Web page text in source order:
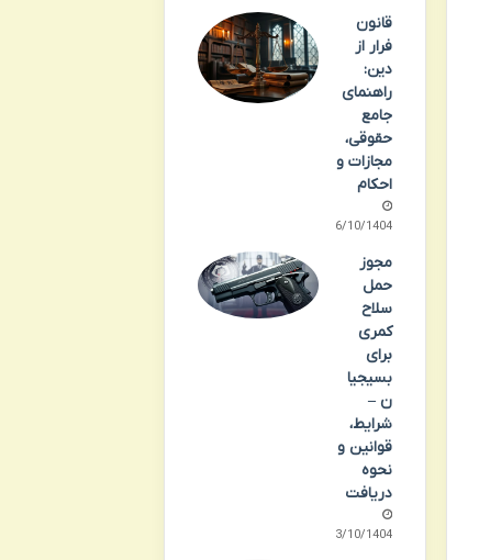
قانون
فرار از
دین:
راهنمای
جامع
حقوقی،
مجازات و
احکام
06/10/1404
مجوز
حمل
سلاح
کمری
برای
بسیجیا
ن –
شرایط،
قوانین و
نحوه
دریافت
03/10/1404